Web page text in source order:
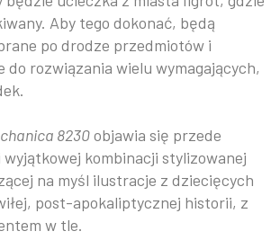
Aby tego dokonać, będą
po drodze przedmiotów i
do rozwiązania wielu wymagających,
8230objawia się przede
kombinacji stylizowanej
na myśl ilustracje z dziecięcych
post-apokaliptycznej historii, z
w tle.